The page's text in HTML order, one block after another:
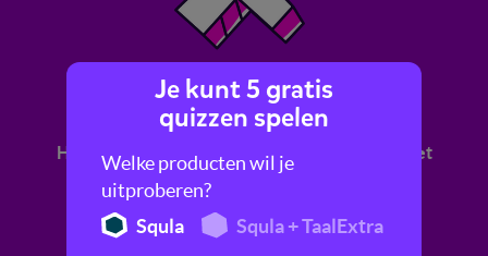
0
Vermenigvuldigen
Hier leer je vlot en handig vermenigvuldigen met
grotere getallen, met en zonder rest.
Je kunt 5 gratis
quizzen spelen
Welke producten wil je
uitproberen?
Squla
Squla + TaalExtra